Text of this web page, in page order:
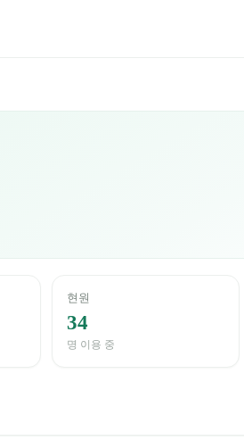
현원
34
명 이용 중